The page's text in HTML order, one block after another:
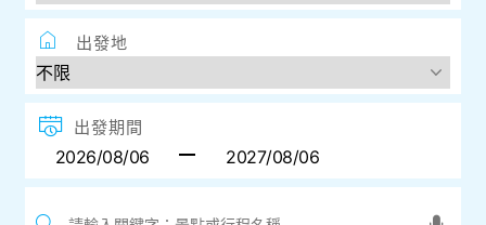
出發地
出發期間